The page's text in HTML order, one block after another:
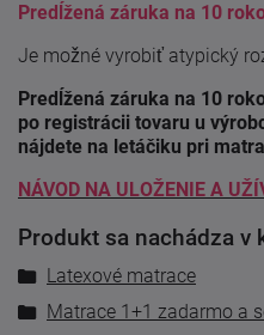
Predĺžená záruka na 10
Je možné vyrobiť atypický
Predĺžená záruka na 10
po registrácii tovaru u
nájdete na letáčiku pri
NÁVOD NA ULOŽENIE A
Produkt sa nachádza v
Latexové matrace
Matrace 1+1 zadarmo a